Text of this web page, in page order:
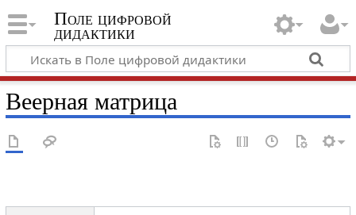
Поле цифровой
дидактики
Веерная матрица